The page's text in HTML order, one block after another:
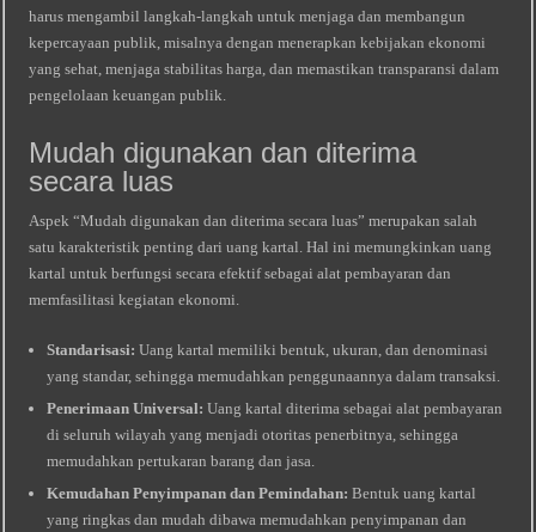
harus mengambil langkah-langkah untuk menjaga dan membangun
kepercayaan publik, misalnya dengan menerapkan kebijakan ekonomi
yang sehat, menjaga stabilitas harga, dan memastikan transparansi dalam
pengelolaan keuangan publik.
Mudah digunakan dan diterima
secara luas
Aspek “Mudah digunakan dan diterima secara luas” merupakan salah
satu karakteristik penting dari uang kartal. Hal ini memungkinkan uang
kartal untuk berfungsi secara efektif sebagai alat pembayaran dan
memfasilitasi kegiatan ekonomi.
Standarisasi: Uang kartal memiliki bentuk, ukuran, dan denominasi
yang standar, sehingga memudahkan penggunaannya dalam transaksi.
Penerimaan Universal: Uang kartal diterima sebagai alat pembayaran
di seluruh wilayah yang menjadi otoritas penerbitnya, sehingga
memudahkan pertukaran barang dan jasa.
Kemudahan Penyimpanan dan Pemindahan: Bentuk uang kartal
yang ringkas dan mudah dibawa memudahkan penyimpanan dan